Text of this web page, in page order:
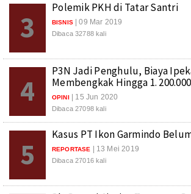
3
Polemik PKH di Tatar Santri
BISNIS | 09 Mar 2019
Dibaca 32788 kali
4
P3N Jadi Penghulu, Biaya
Membengkak Hingga 1. 200.000
OPINI | 15 Jun 2020
Dibaca 27098 kali
5
Kasus PT Ikon Garmindo
REPORTASE | 13 Mei 2019
Dibaca 27016 kali